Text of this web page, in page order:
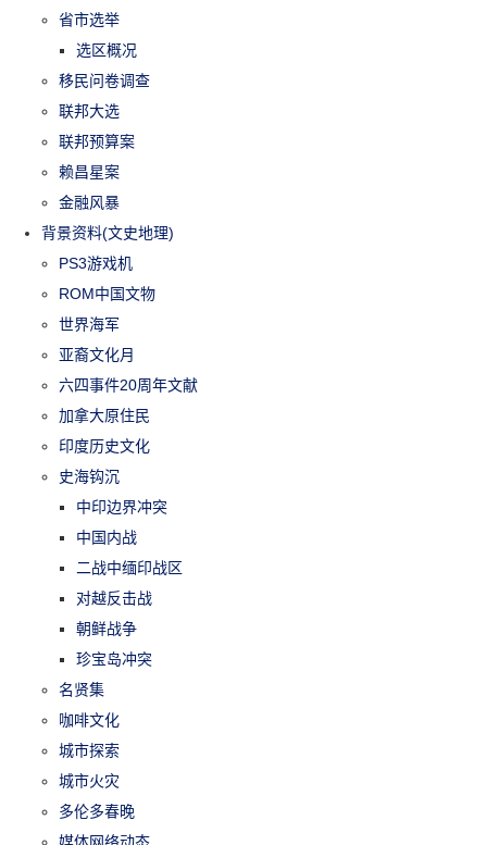
省市选举
选区概况
移民问卷调查
联邦大选
联邦预算案
赖昌星案
金融风暴
背景资料(文史地理)
PS3游戏机
ROM中国文物
世界海军
亚裔文化月
六四事件20周年文献
加拿大原住民
印度历史文化
史海钩沉
中印边界冲突
中国内战
二战中缅印战区
对越反击战
朝鲜战争
珍宝岛冲突
名贤集
咖啡文化
城市探索
城市火灾
多伦多春晚
媒体网络动态